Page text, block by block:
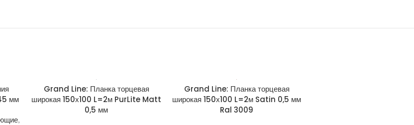
мм
,
Grand Line: Планка торцевая
широкая 150х100 L=2м PurLite Matt
0,5 мм
Grand Line: Планка торцевая
широкая 150х100 L=2м Satin 0,5 мм
Ral 3009